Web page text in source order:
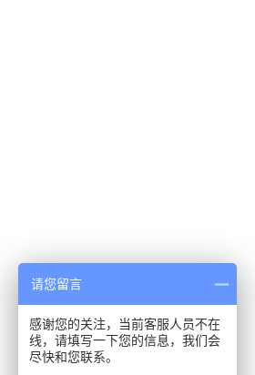
请您留言
感谢您的关注，当前客服人员不在
线，请填写一下您的信息，我们会
尽快和您联系。